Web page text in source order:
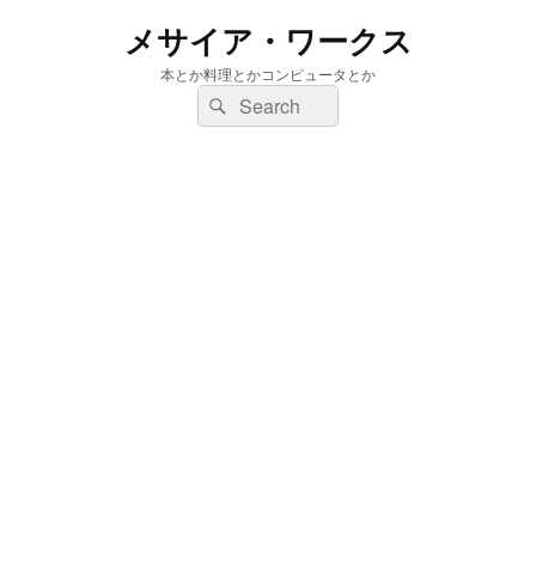
メサイア・ワークス
本とか料理とかコンピュータとか
検
索:
検
索